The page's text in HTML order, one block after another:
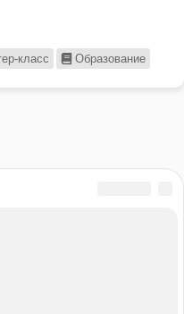
класс Образование